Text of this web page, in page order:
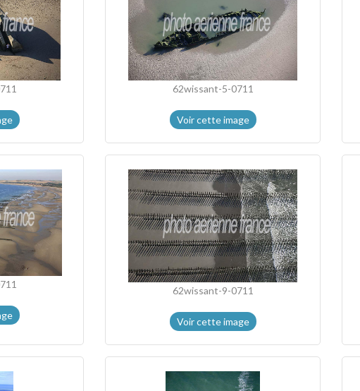
62wissant-5-0711
Voir cette image
62wissant-9-0711
Voir cette image